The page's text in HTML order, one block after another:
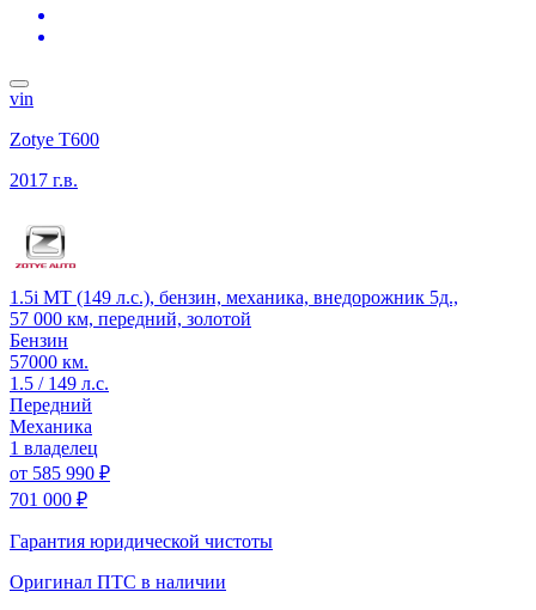
vin
Zotye T600
2017 г.в.
1.5i MT (149 л.с.), бензин, механика, внедорожник 5д.,
57 000 км, передний, золотой
Бензин
57000 км.
1.5 / 149 л.с.
Передний
Механика
1 владелец
от 585 990 ₽
701 000 ₽
Гарантия юридической чистоты
Оригинал ПТС в наличии